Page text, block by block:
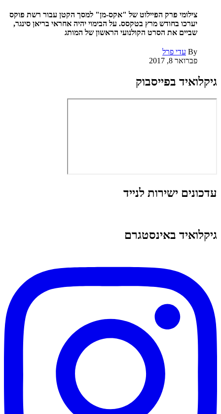
צילומי פרק הפיילוט של "אקס-מן" למסך הקטן עבור רשת פוקס
יערכו בחודש מרץ בטקסס. על הבימוי יהיה אחראי בריאן סינגר,
שביים את הסרט הקולנועי הראשון של המותג
By עדי פרל
פברואר 8, 2017
גיקלואיד בפייסבוק
עדכונים ישירות לנייד
גיקלואיד באינסטגרם